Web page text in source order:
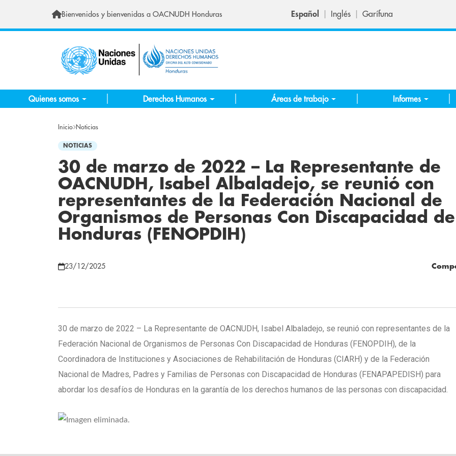
Bienvenidos y bienvenidas a OACNUDH Honduras Español Inglés Garífuna
Quienes somos Derechos Humanos Áreas de trabajo Informes
Inicio Noticias
NOTICIAS
30 de marzo de 2022 – La Representante de
OACNUDH, Isabel Albaladejo, se reunió con
representantes de la Federación Nacional de
Organismos de Personas Con Discapacidad de
Honduras (FENOPDIH)
23/12/2025
30 de marzo de 2022 – La Representante de OACNUDH, Isabel Albaladejo, se reunió con representantes de la
Federación Nacional de Organismos de Personas Con Discapacidad de Honduras (FENOPDIH), de la
Coordinadora de Instituciones y Asociaciones de Rehabilitación de Honduras (CIARH) y de la Federación
Nacional de Madres, Padres y Familias de Personas con Discapacidad de Honduras (FENAPAPEDISH) para
abordar los desafíos de Honduras en la garantía de los derechos humanos de las personas con discapacidad.